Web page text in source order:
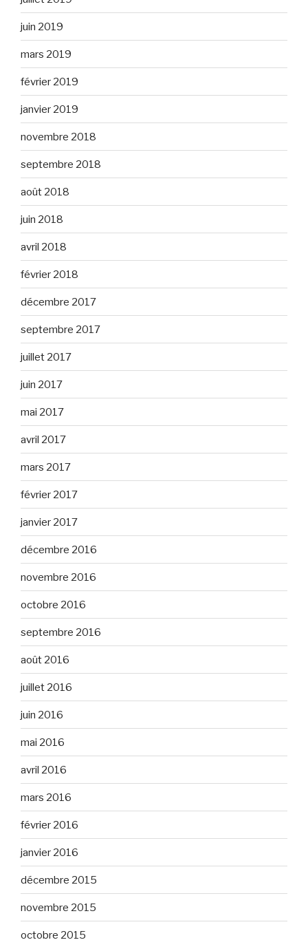
juin 2019
mars 2019
février 2019
janvier 2019
novembre 2018
septembre 2018
août 2018
juin 2018
avril 2018
février 2018
décembre 2017
septembre 2017
juillet 2017
juin 2017
mai 2017
avril 2017
mars 2017
février 2017
janvier 2017
décembre 2016
novembre 2016
octobre 2016
septembre 2016
août 2016
juillet 2016
juin 2016
mai 2016
avril 2016
mars 2016
février 2016
janvier 2016
décembre 2015
novembre 2015
octobre 2015